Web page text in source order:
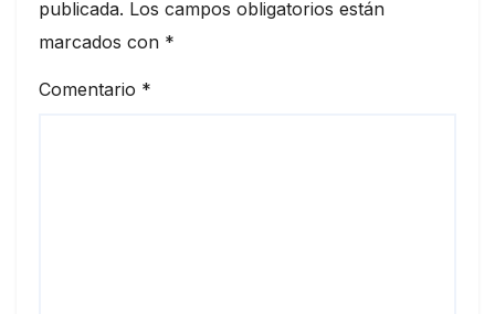
publicada. Los campos obligatorios están
marcados con *
Comentario *